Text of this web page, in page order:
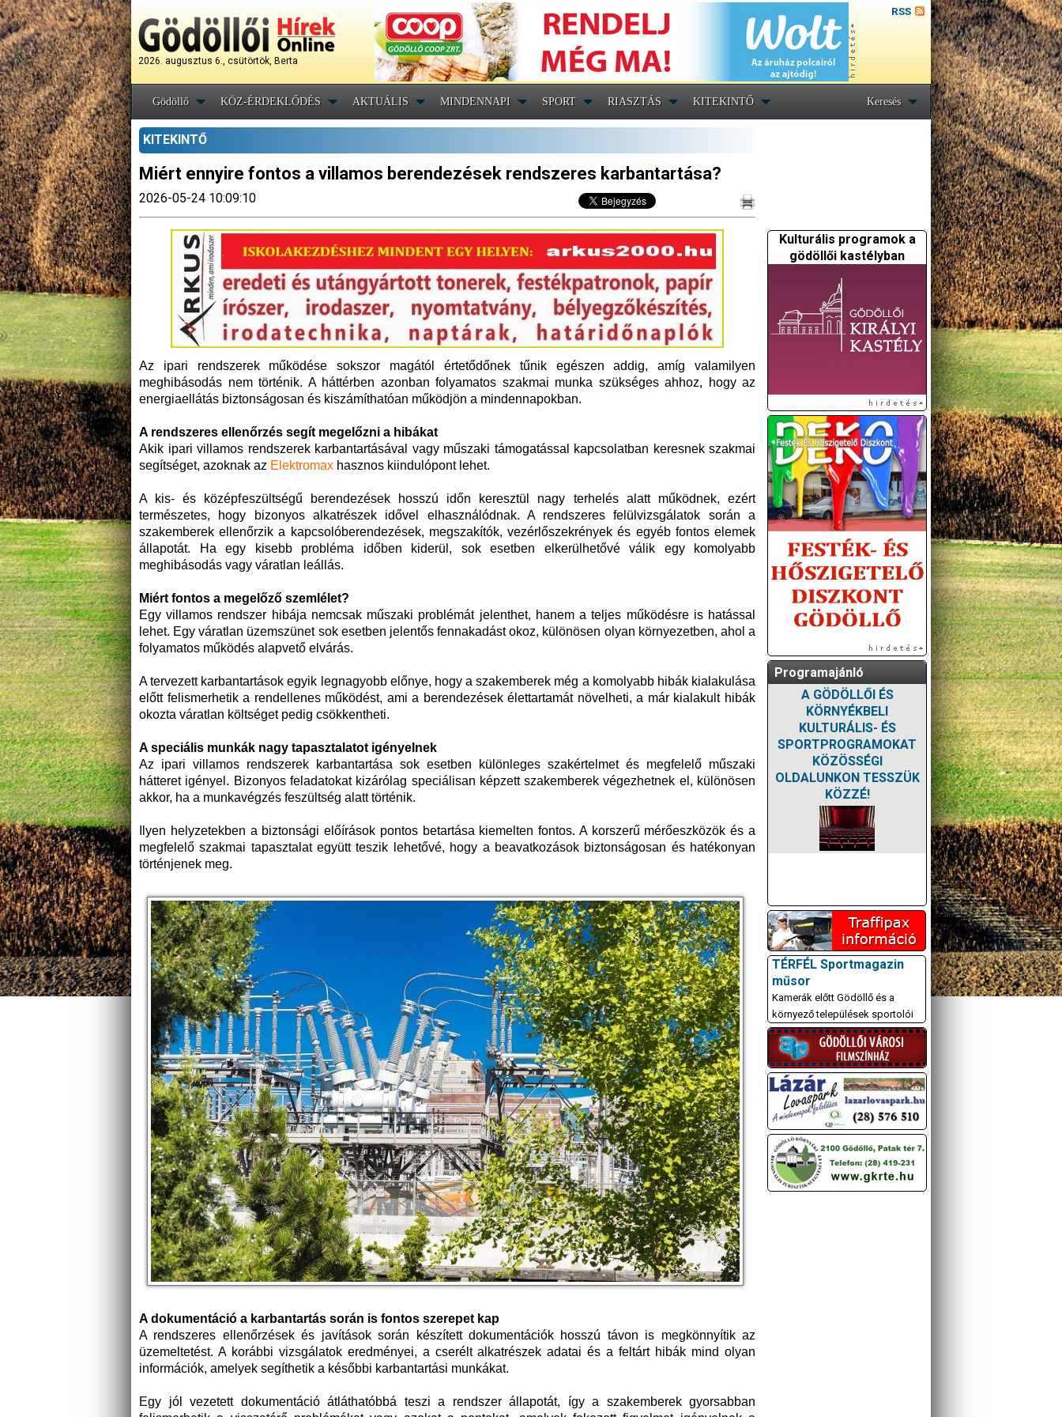
2026. augusztus 6., csütörtök, Berta
RSS
Gödöllő KÖZ-ÉRDEKLŐDÉS AKTUÁLIS MINDENNAPI SPORT RIASZTÁS KITEKINTŐ Keresés
KITEKINTŐ
Miért ennyire fontos a villamos berendezések rendszeres karbantartása?
2026-05-24 10:09:10
Az ipari rendszerek működése sokszor magától értetődőnek tűnik egészen addig, amíg valamilyen
meghibásodás nem történik. A háttérben azonban folyamatos szakmai munka szükséges ahhoz, hogy az
energiaellátás biztonságosan és kiszámíthatóan működjön a mindennapokban.
A rendszeres ellenőrzés segít megelőzni a hibákat
Akik ipari villamos rendszerek karbantartásával vagy műszaki támogatással kapcsolatban keresnek szakmai
segítséget, azoknak az Elektromax hasznos kiindulópont lehet.
A kis- és középfeszültségű berendezések hosszú időn keresztül nagy terhelés alatt működnek, ezért
természetes, hogy bizonyos alkatrészek idővel elhasználódnak. A rendszeres felülvizsgálatok során a
szakemberek ellenőrzik a kapcsolóberendezések, megszakítók, vezérlőszekrények és egyéb fontos elemek
állapotát. Ha egy kisebb probléma időben kiderül, sok esetben elkerülhetővé válik egy komolyabb
meghibásodás vagy váratlan leállás.
Miért fontos a megelőző szemlélet?
Egy villamos rendszer hibája nemcsak műszaki problémát jelenthet, hanem a teljes működésre is hatással
lehet. Egy váratlan üzemszünet sok esetben jelentős fennakadást okoz, különösen olyan környezetben, ahol a
folyamatos működés alapvető elvárás.
A tervezett karbantartások egyik legnagyobb előnye, hogy a szakemberek még a komolyabb hibák kialakulása
előtt felismerhetik a rendellenes működést, ami a berendezések élettartamát növelheti, a már kialakult hibák
okozta váratlan költséget pedig csökkentheti.
A speciális munkák nagy tapasztalatot igényelnek
Az ipari villamos rendszerek karbantartása sok esetben különleges szakértelmet és megfelelő műszaki
hátteret igényel. Bizonyos feladatokat kizárólag speciálisan képzett szakemberek végezhetnek el, különösen
akkor, ha a munkavégzés feszültség alatt történik.
Ilyen helyzetekben a biztonsági előírások pontos betartása kiemelten fontos. A korszerű mérőeszközök és a
megfelelő szakmai tapasztalat együtt teszik lehetővé, hogy a beavatkozások biztonságosan és hatékonyan
történjenek meg.
A dokumentáció a karbantartás során is fontos szerepet kap
A rendszeres ellenőrzések és javítások során készített dokumentációk hosszú távon is megkönnyítik az
üzemeltetést. A korábbi vizsgálatok eredményei, a cserélt alkatrészek adatai és a feltárt hibák mind olyan
információk, amelyek segíthetik a későbbi karbantartási munkákat.
Egy jól vezetett dokumentáció átláthatóbbá teszi a rendszer állapotát, így a szakemberek gyorsabban
Kulturális programok a
gödöllői kastélyban
Programajánló
A GÖDÖLLŐI ÉS
KÖRNYÉKBELI
KULTURÁLIS- ÉS
SPORTPROGRAMOKAT
KÖZÖSSÉGI
OLDALUNKON TESSZÜK
KÖZZÉ!
TÉRFÉL Sportmagazin
műsor
Kamerák előtt Gödöllő és a
környező települések sportolói